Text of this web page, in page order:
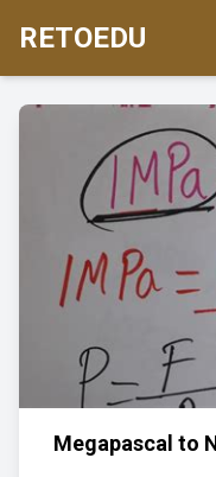
RETOEDU
Megapascal to